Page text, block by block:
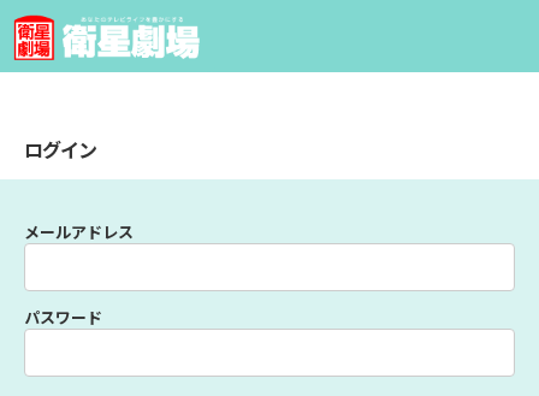
ログイン
メールアドレス
パスワード